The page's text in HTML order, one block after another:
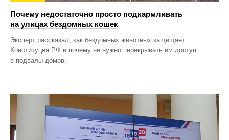
Почему недостаточно просто подкармливать
на улицах бездомных кошек
Эксперт рассказал, как бездомных животных защищает
Конституция РФ и почему не нужно перекрывать им доступ
в подвалы домов.